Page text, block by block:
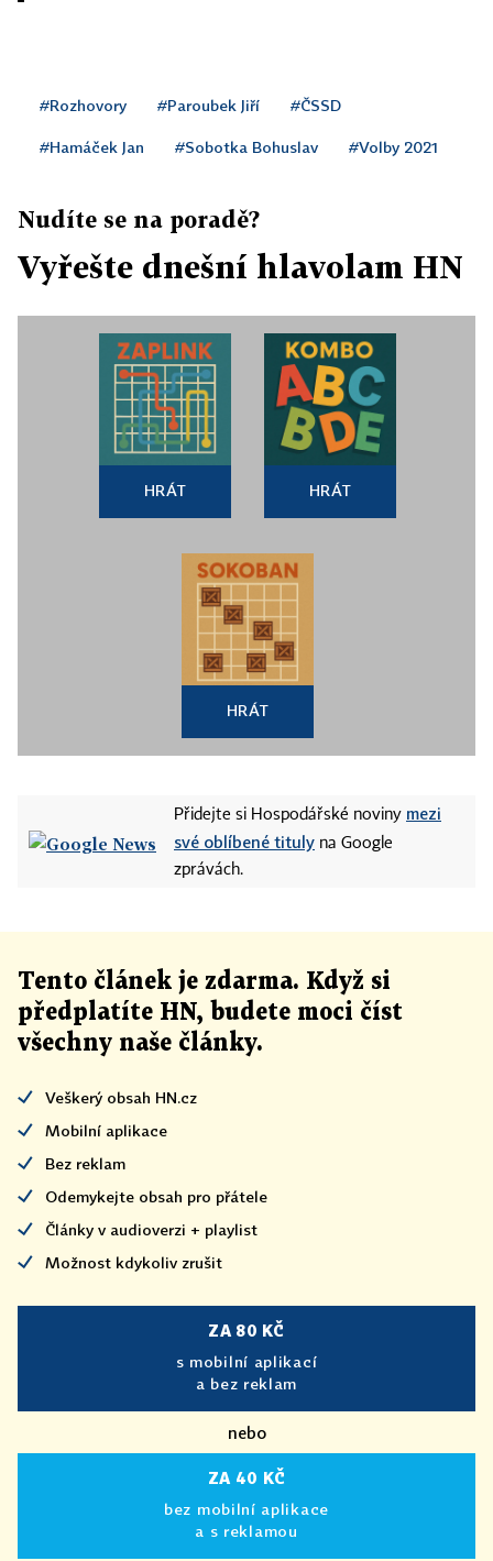
#Rozhovory #Paroubek Jiří #ČSSD
#Hamáček Jan #Sobotka Bohuslav #Volby 2021
Nudíte se na poradě?
Vyřešte dnešní hlavolam HN
HRÁT HRÁT
HRÁT
Přidejte si Hospodářské noviny mezi
své oblíbené tituly na Google
zprávách.
Tento článek je zdarma. Když si
předplatíte HN, budete moci číst
všechny naše články.
Veškerý obsah HN.cz
Mobilní aplikace
Bez reklam
Odemykejte obsah pro přátele
Články v audioverzi + playlist
Možnost kdykoliv zrušit
ZA 80 KČ
s mobilní aplikací
a bez reklam
nebo
ZA 40 KČ
bez mobilní aplikace
a s reklamou